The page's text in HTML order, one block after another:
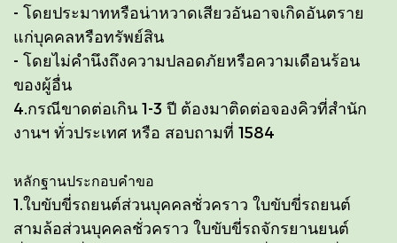
- โดยประมาทหรือน่าหวาดเสียวอันอาจเกิดอันตราย
แก่บุคคลหรือทรัพย์สิน
- โดยไม่คำนึงถึงความปลอดภัยหรือความเดือนร้อน
ของผู้อื่น
4.กรณีขาดต่อเกิน 1-3 ปี ต้องมาติดต่อจองคิวที่สำนัก
งานฯ ทั่วประเทศ หรือ สอบถามที่ 1584
หลักฐานประกอบคำขอ
1.ใบขับขี่รถยนต์ส่วนบุคคลชั่วคราว ใบขับขี่รถยนต์
สามล้อส่วนบุคคลชั่วคราว ใบขับขี่รถจักรยานยนต์